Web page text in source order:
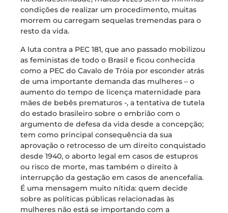
condições de realizar um procedimento, muitas
morrem ou carregam sequelas tremendas para o
resto da vida.
A luta contra a PEC 181, que ano passado mobilizou
as feministas de todo o Brasil e ficou conhecida
como a PEC do Cavalo de Tróia por esconder atrás
de uma importante demanda das mulheres – o
aumento do tempo de licença maternidade para
mães de bebês prematuros -, a tentativa de tutela
do estado brasileiro sobre o embrião com o
argumento de defesa da vida desde a concepção;
tem como principal consequência da sua
aprovação o retrocesso de um direito conquistado
desde 1940, o aborto legal em casos de estupros
ou risco de morte, mas também o direito à
interrupção da gestação em casos de anencefalia.
É uma mensagem muito nítida: quem decide
sobre as políticas públicas relacionadas às
mulheres não está se importando com a